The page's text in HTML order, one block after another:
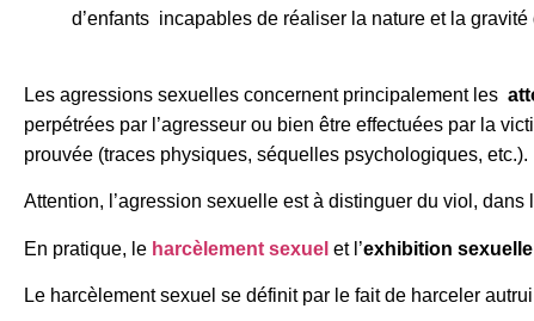
d’enfants incapables de réaliser la nature et la gravité
Les agressions sexuelles concernent principalement les
perpétrées par l’agresseur ou bien être effectuées par la
prouvée (traces physiques, séquelles psychologiques, etc.).
Attention, l’agression sexuelle est à distinguer du viol, dans
En pratique, le harcèlement sexuel et l’exhibition sexuelle
Le harcèlement sexuel se définit par le fait de harceler